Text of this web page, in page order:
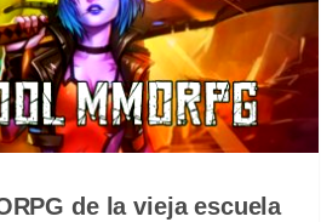
de la vieja escuela